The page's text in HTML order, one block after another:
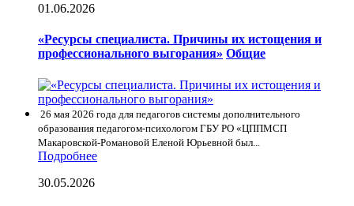
01.06.2026
«Ресурсы специалиста. Причины их истощения и
профессионального выгорания» Общие
26 мая 2026 года для педагогов системы дополнительного
образования педагогом-психологом ГБУ РО «ЦППМСП
Макаровской-Романовой Еленой Юрьевной был...
Подробнее
30.05.2026